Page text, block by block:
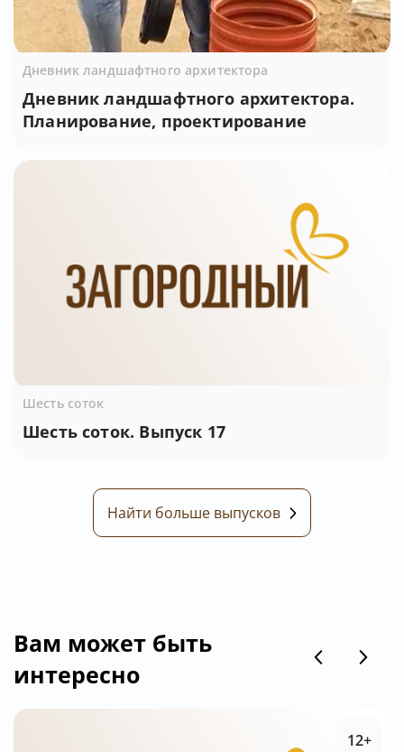
Дневник ландшафтного архитектора
Дневник ландшафтного архитектора.
Планирование, проектирование
Шесть соток
Шесть соток. Выпуск 17
Найти больше выпусков
Вам может быть
интересно
12+